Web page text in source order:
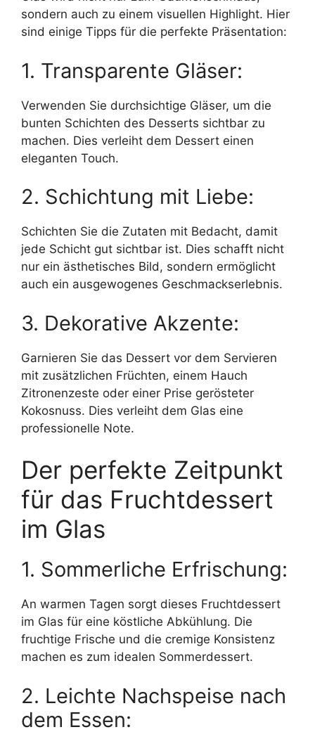
sondern auch zu einem visuellen Highlight. Hier
sind einige Tipps für die perfekte Präsentation:
1. Transparente Gläser:
Verwenden Sie durchsichtige Gläser, um die
bunten Schichten des Desserts sichtbar zu
machen. Dies verleiht dem Dessert einen
eleganten Touch.
2. Schichtung mit Liebe:
Schichten Sie die Zutaten mit Bedacht, damit
jede Schicht gut sichtbar ist. Dies schafft nicht
nur ein ästhetisches Bild, sondern ermöglicht
auch ein ausgewogenes Geschmackserlebnis.
3. Dekorative Akzente:
Garnieren Sie das Dessert vor dem Servieren
mit zusätzlichen Früchten, einem Hauch
Zitronenzeste oder einer Prise gerösteter
Kokosnuss. Dies verleiht dem Glas eine
professionelle Note.
Der perfekte Zeitpunkt
für das Fruchtdessert
im Glas
1. Sommerliche Erfrischung:
An warmen Tagen sorgt dieses Fruchtdessert
im Glas für eine köstliche Abkühlung. Die
fruchtige Frische und die cremige Konsistenz
machen es zum idealen Sommerdessert.
2. Leichte Nachspeise nach
dem Essen: